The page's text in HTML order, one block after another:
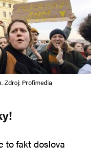
Zdroj: Profimedia
to fakt doslova